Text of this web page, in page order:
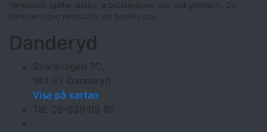
hembesök (gäller dietist, arbetsterapeut och sjukgymnast). Du
behöver ingen remiss för att besöka oss.
Danderyd
Svärdvägen 7C,
182 33 Danderyd
Visa på kartan
Tel. 08-630 09 90